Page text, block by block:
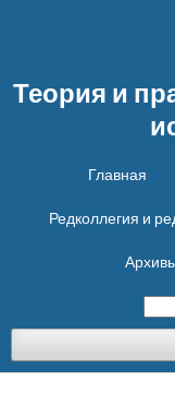
Теория и
Главная
Редколлегия и